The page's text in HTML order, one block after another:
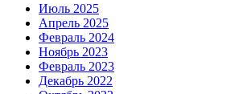
Июль 2025
Апрель 2025
Февраль 2024
Ноябрь 2023
Февраль 2023
Декабрь 2022